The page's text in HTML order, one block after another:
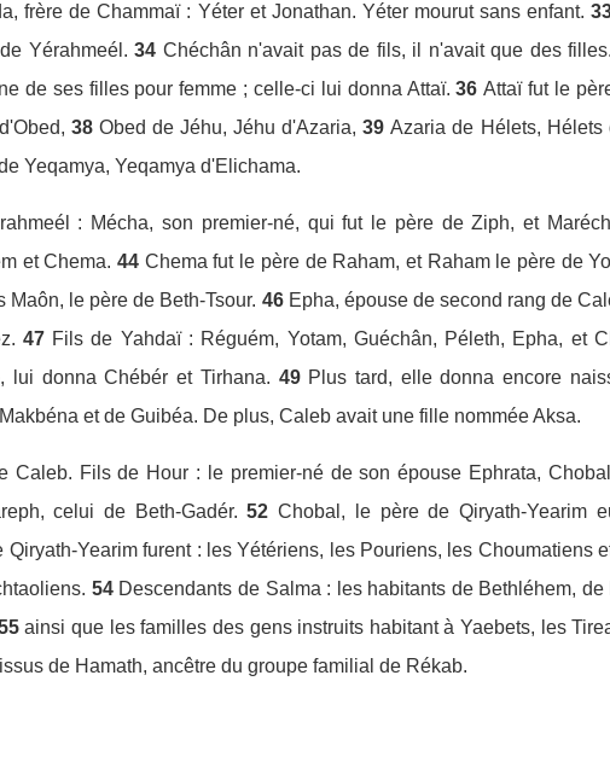
frère de Chammaï : Yéter et Jonathan. Yéter mourut sans enfant.
Yérahmeél. 34 Chéchân n'avait pas de fils, il n'avait que des
de ses filles pour femme ; celle-ci lui donna Attaï. 36 Attaï fut le
38 Obed de Jéhu, Jéhu d'Azaria, 39 Azaria de Hélets, Hélets
Yeqamya, Yeqamya d'Elichama.
: Mécha, son premier-né, qui fut le père de Ziph, et
et Chema. 44 Chema fut le père de Raham, et Raham le père de
Maôn, le père de Beth-Tsour. 46 Epha, épouse de second rang de
47 Fils de Yahdaï : Réguém, Yotam, Guéchân, Péleth, Epha, et
lui donna Chébér et Tirhana. 49 Plus tard, elle donna encore
et de Guibéa. De plus, Caleb avait une fille nommée Aksa.
Caleb. Fils de Hour : le premier-né de son épouse Ephrata,
celui de Beth-Gadér. 52 Chobal, le père de Qiryath-Yearim
Qiryath-Yearim furent : les Yétériens, les Pouriens, les Choumatiens
54 Descendants de Salma : les habitants de Bethléhem,
ainsi que les familles des gens instruits habitant à Yaebets, les
de Hamath, ancêtre du groupe familial de Rékab.